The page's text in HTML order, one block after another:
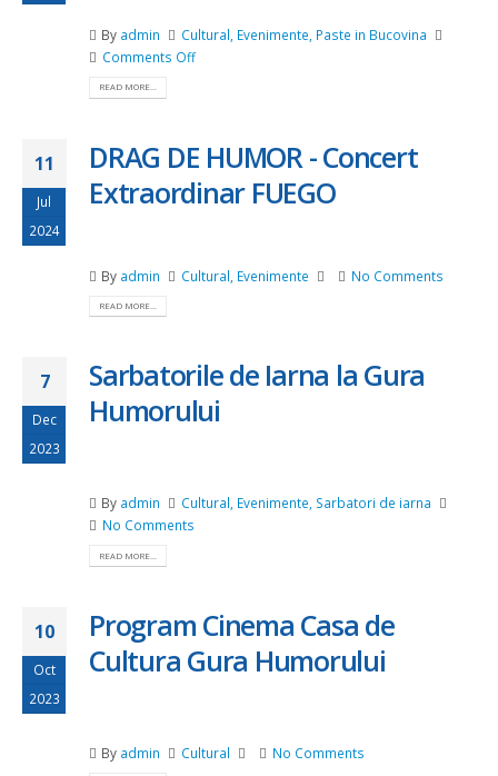
By admin Cultural, Evenimente, Paste in Bucovina
Comments Offon
–
Editia
a
READ MORE...
11
Jul
2024
DRAG DE HUMOR - Concert
Extraordinar FUEGO
By admin Cultural Evenimente No Comments
READ MORE...
7
Dec
2023
Sarbatorile de Iarna la Gura
Humorului
By admin Cultural, Evenimente, Sarbatori de iarna
No Comments
READ MORE...
10
Oct
2023
Program Cinema Casa de
Cultura Gura Humorului
By admin Cultural No Comments